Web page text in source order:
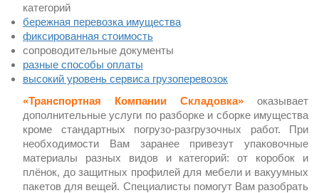
категорий
бережная перевозка имущества
фиксированная стоимость
сопроводительные документы
разные способы оплаты
высокий уровень сервиса грузоперевозок
«Транспортная Компании Складовка» оказывает
дополнительные услуги по разборке и сборке имущества
кроме стандартных погрузо-разгрузочных работ. При
необходимости Вам заранее привезут упаковочные
материалы разных видов и категорий: от коробок и
плёнок, до защитных профилей для мебели и вакуумных
пакетов для вещей. Специалисты помогут Вам разобрать